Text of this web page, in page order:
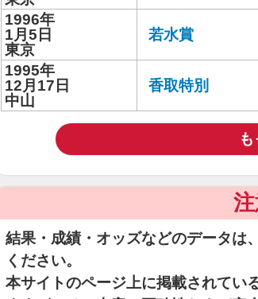
1996年
1月5日
東京
若水賞
1995年
12月17日
中山
香取特別
結果・成績・オッズなどのデータは
ください。
本サイトのページ上に掲載されてい